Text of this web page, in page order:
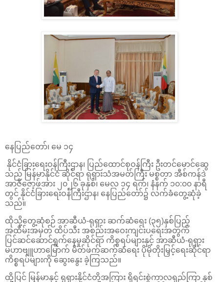
နေပြည်တော်၊ မေ ၁၄
နိုင်ငံခြားရေးဝန်ကြီးဌာန၊ ပြည်ထောင်စုဝန်ကြီး ဦးတင်မောင်ဆွေ
သည် မြန်မာနိုင်ငံ ဆိုင်ရာ ရုရှားသံအမတ်ကြီး မစ္စတာ အီစ်ကန်ဒဲ
အာဇီဇော့ဖ်အား ၂၀၂၆ ခုနှစ်၊ မေလ ၁၄ ရက်၊ နံနက် ၁၀:၀၀ နာရီ
တွင် နိုင်ငံခြားရေးဝန်ကြီးဌာန၊ နေပြည်တော်၌ လက်ခံတွေ့ဆုံခဲ့
သည်။
ထိုသို့တွေ့ဆုံစဉ် အာဆီယံ-ရုရှား ဆက်ဆံရေး (၃၅)နှစ်ပြည့်
အထိမ်းအမှတ် ထိပ်သီး အစည်းအဝေးကျင်းပရေးအတွက်
ပြင်ဆင်ဆောင်ရွက်နေမှုဆိုင်ရာ ကိစ္စရပ်များနှင့် အာဆီယံ-ရုရှား
မဟာဗျူဟာမြောက် မိတ်ဖက်ဆက်ဆံရေး ပိုမိုတိုးမြှင့်ရေးဆိုင်ရာ
ကိစ္စရပ်များကို ဆွေးနွေး ခဲ့ကြသည်။
ထို့ပြင် မြန်မာနှင့် ရုရှားနိုင်ငံတို့အကြား ရှိရင်းစွဲကာလရှည်ကြာ နှစ်